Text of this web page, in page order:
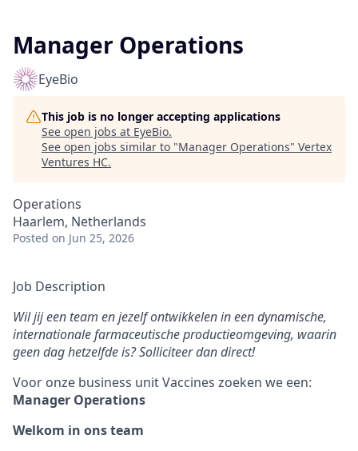
Manager Operations
EyeBio
This job is no longer accepting applications
See open jobs at EyeBio.
See open jobs similar to "Manager Operations" Vertex
Ventures HC.
Operations
Haarlem, Netherlands
Posted on Jun 25, 2026
Job Description
Wil jij een team en jezelf ontwikkelen in een dynamische,
internationale farmaceutische productieomgeving, waarin
geen dag hetzelfde is? Solliciteer dan direct!
Voor onze business unit Vaccines zoeken we een:
Manager Operations
Welkom in ons team